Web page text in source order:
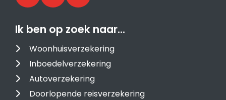
Ik ben op zoek naar…
Woonhuisverzekering
Inboedelverzekering
Autoverzekering
Doorlopende reisverzekering